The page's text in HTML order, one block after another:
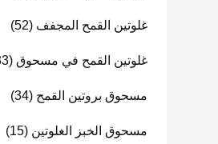
غلوتين القمح المجفف (52)
غلوتين القمح في مسحوق (33)
مسحوق بروتين القمح (34)
مسحوق الخبز الغلوتين (15)